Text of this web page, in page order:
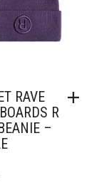
RAVE
R
–